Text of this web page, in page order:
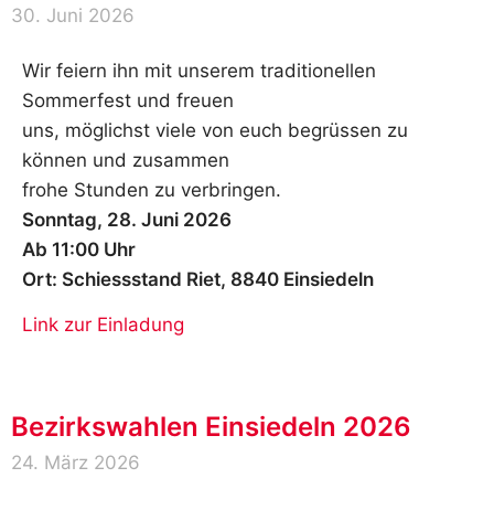
30. Juni 2026
Wir feiern ihn mit unserem traditionellen
Sommerfest und freuen
uns, möglichst viele von euch begrüssen zu
können und zusammen
frohe Stunden zu verbringen.
Sonntag, 28. Juni 2026
Ab 11:00 Uhr
Ort: Schiessstand Riet, 8840 Einsiedeln
Link zur Einladung
Bezirkswahlen Einsiedeln 2026
24. März 2026